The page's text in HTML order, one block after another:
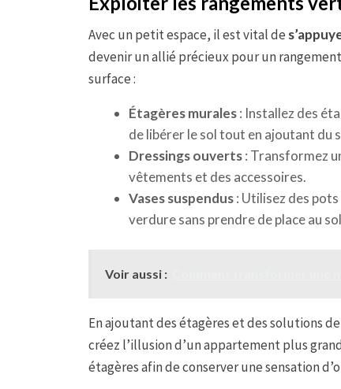
Avec un petit espace, il est vital de
devenir un allié précieux pour un
surface :
Étagères murales: Installez des
de libérer le sol tout en ajoutant du
Dressings ouverts: Transformez
vêtements et des accessoires.
Vases suspendus: Utilisez des
verdure sans prendre de place au
Voir aussi :
En ajoutant des étagères et des solutions
créez l’illusion d’un appartement plus
étagères afin de conserver une sensation